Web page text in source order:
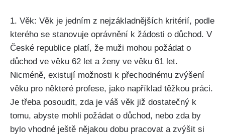
1. Věk: Věk je jedním z nejzákladnějších kritérií, podle
kterého se stanovuje oprávnění k žádosti o důchod. V
České republice platí, že muži mohou požádat o
důchod ve věku 62 let a ženy ve věku 61 let.
Nicméně, existují možnosti k přechodnému zvýšení
věku pro některé profese, jako například těžkou práci.
Je třeba posoudit, zda je váš věk již dostatečný k
tomu, abyste mohli požádat o důchod, nebo zda by
bylo vhodné ještě nějakou dobu pracovat a zvýšit si